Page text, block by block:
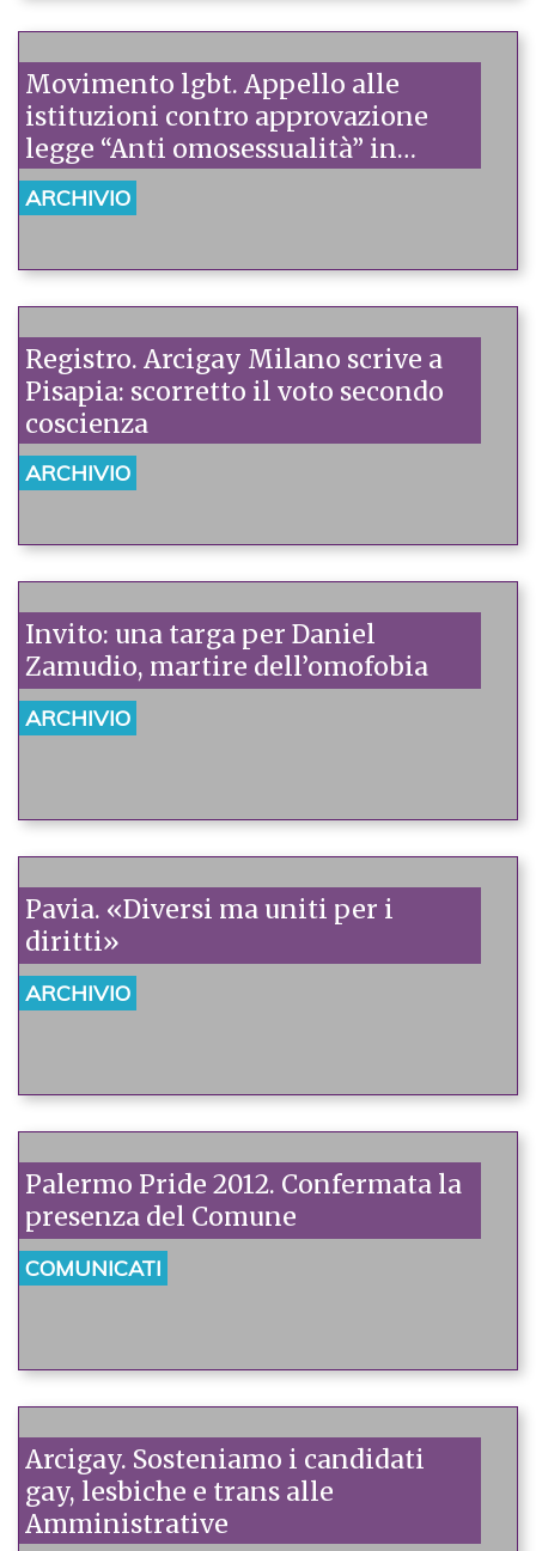
Movimento lgbt. Appello alle
istituzioni contro approvazione
legge “Anti omosessualità” in
Uganda
ARCHIVIO
Registro. Arcigay Milano scrive a
Pisapia: scorretto il voto secondo
coscienza
ARCHIVIO
Invito: una targa per Daniel
Zamudio, martire dell’omofobia
ARCHIVIO
Pavia. «Diversi ma uniti per i
diritti»
ARCHIVIO
Palermo Pride 2012. Confermata la
presenza del Comune
COMUNICATI
Arcigay. Sosteniamo i candidati
gay, lesbiche e trans alle
Amministrative